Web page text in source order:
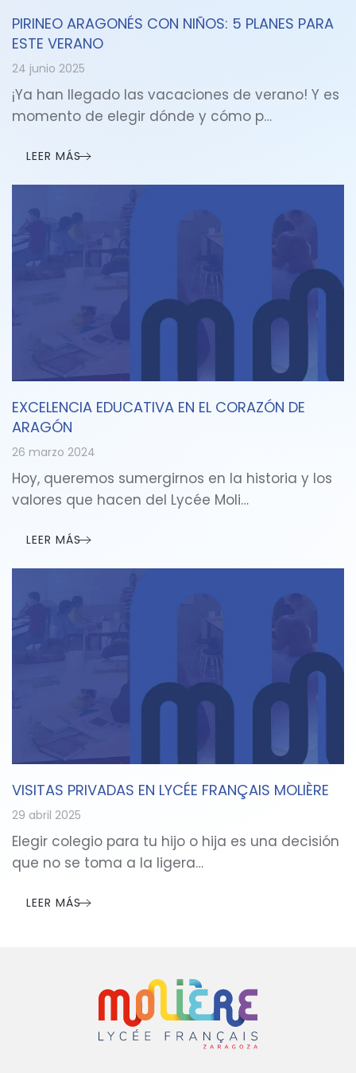
PIRINEO ARAGONÉS CON NIÑOS: 5 PLANES PARA
ESTE VERANO
24 junio 2025
¡Ya han llegado las vacaciones de verano! Y es
momento de elegir dónde y cómo p…
LEER MÁS
EXCELENCIA EDUCATIVA EN EL CORAZÓN DE
ARAGÓN
26 marzo 2024
Hoy, queremos sumergirnos en la historia y los
valores que hacen del Lycée Moli…
LEER MÁS
VISITAS PRIVADAS EN LYCÉE FRANÇAIS MOLIÈRE
29 abril 2025
Elegir colegio para tu hijo o hija es una decisión
que no se toma a la ligera…
LEER MÁS